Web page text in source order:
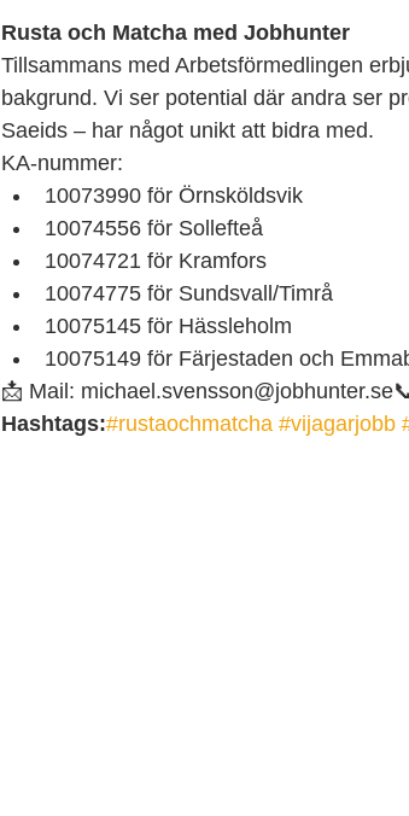
Rusta och Matcha med Jobhunter
Tillsammans med Arbetsförmedlingen
bakgrund. Vi ser potential där andra ser
Saeids – har något unikt att bidra med.
KA-nummer:
10073990 för Örnsköldsvik
10074556 för Sollefteå
10074721 för Kramfors
10074775 för Sundsvall/Timrå
10075145 för Hässleholm
10075149 för Färjestaden och
📩 Mail:
Hashtags:#rustaochmatcha #vijagarjobb